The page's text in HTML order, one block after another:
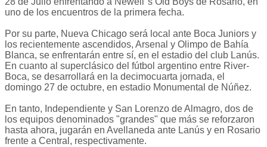
uno de los encuentros de la primera fecha.
Por su parte, Nueva Chicago será local ante Boca Juniors y
los recientemente ascendidos, Arsenal y Olimpo de Bahía
Blanca, se enfrentarán entre sí, en el estadio del club Lanús.
En cuanto al superclásico del fútbol argentino entre River-
Boca, se desarrollará en la decimocuarta jornada, el
domingo 27 de octubre, en estadio Monumental de Núñez.
En tanto, Independiente y San Lorenzo de Almagro, dos de
los equipos denominados "grandes" que más se reforzaron
hasta ahora, jugarán en Avellaneda ante Lanús y en Rosario
frente a Central, respectivamente.